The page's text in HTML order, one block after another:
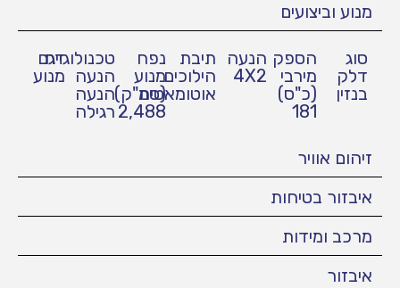
מנוע וביצועים
סוג
דלק
בנזין
הספק
מירבי
(כ"ס)
181
הנעה
4X2
תיבת
הילוכים
אוטומאטית
נפח
מנוע
(סמ"ק)
2,488
טכנולוגיית
הנעה
הנעה
רגילה
דגם
מנוע
זיהום אוויר
איבזור בטיחות
מרכב ומידות
איבזור